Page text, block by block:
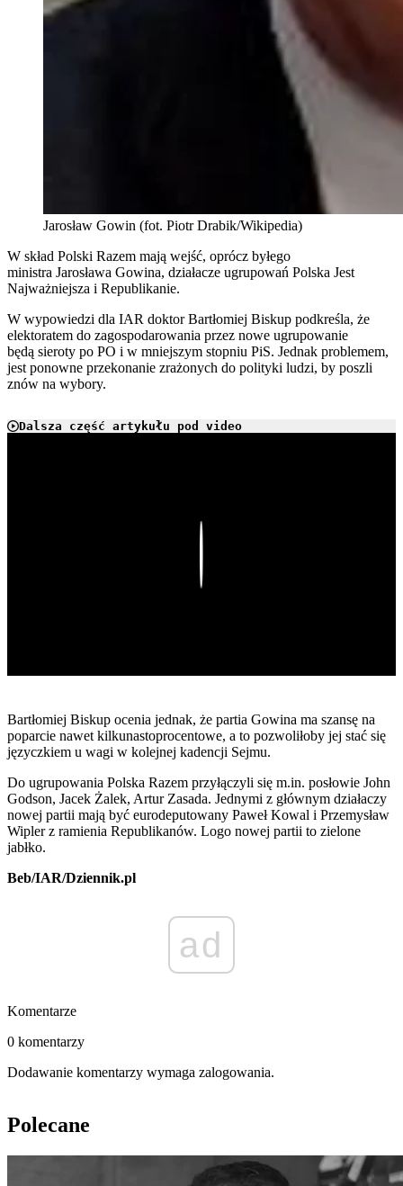
Jarosław Gowin (fot. Piotr Drabik/Wikipedia)
W skład Polski Razem mają wejść, oprócz byłego
ministra Jarosława Gowina, działacze ugrupowań Polska Jest
Najważniejsza i Republikanie.
W wypowiedzi dla IAR doktor Bartłomiej Biskup podkreśla, że
elektoratem do zagospodarowania przez nowe ugrupowanie
będą sieroty po PO i w mniejszym stopniu PiS. Jednak problemem,
jest ponowne przekonanie zrażonych do polityki ludzi, by poszli
znów na wybory.
Dalsza część artykułu pod video
Bartłomiej Biskup ocenia jednak, że partia Gowina ma szansę na
poparcie nawet kilkunastoprocentowe, a to pozwoliłoby jej stać się
języczkiem u wagi w kolejnej kadencji Sejmu.
Do ugrupowania Polska Razem przyłączyli się m.in. posłowie John
Godson, Jacek Żalek, Artur Zasada. Jednymi z głównym działaczy
nowej partii mają być eurodeputowany Paweł Kowal i Przemysław
Wipler z ramienia Republikanów. Logo nowej partii to zielone
jabłko.
Beb/IAR/Dziennik.pl
ad
Komentarze
0 komentarzy
Dodawanie komentarzy wymaga zalogowania.
Polecane